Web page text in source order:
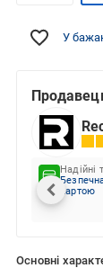
У
Надійні
картою
Основні